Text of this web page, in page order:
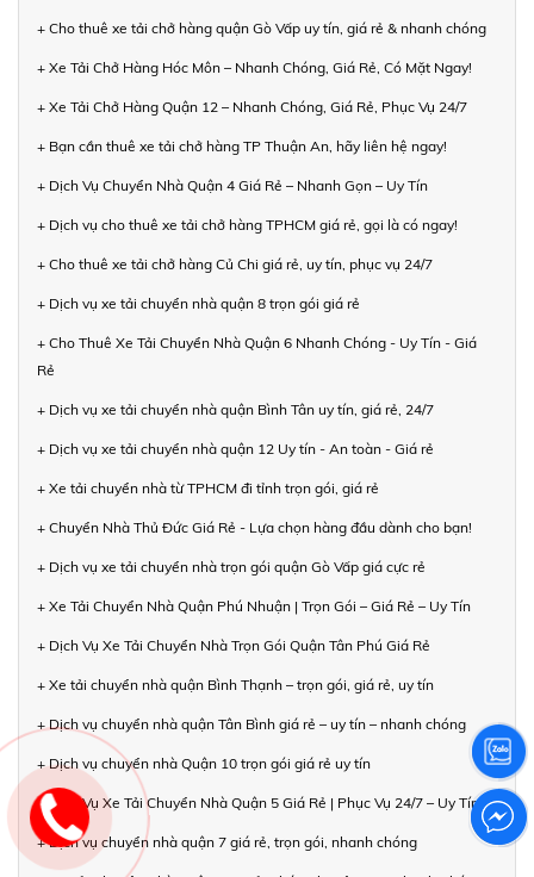
+ Cho thuê xe tải chở hàng quận Gò Vấp uy tín, giá rẻ & nhanh chóng
+ Xe Tải Chở Hàng Hóc Môn – Nhanh Chóng, Giá Rẻ, Có Mặt Ngay!
+ Xe Tải Chở Hàng Quận 12 – Nhanh Chóng, Giá Rẻ, Phục Vụ 24/7
+ Bạn cần thuê xe tải chở hàng TP Thuận An, hãy liên hệ ngay!
+ Dịch Vụ Chuyển Nhà Quận 4 Giá Rẻ – Nhanh Gọn – Uy Tín
+ Dịch vụ cho thuê xe tải chở hàng TPHCM giá rẻ, gọi là có ngay!
+ Cho thuê xe tải chở hàng Củ Chi giá rẻ, uy tín, phục vụ 24/7
+ Dịch vụ xe tải chuyển nhà quận 8 trọn gói giá rẻ
+ Cho Thuê Xe Tải Chuyển Nhà Quận 6 Nhanh Chóng - Uy Tín - Giá
Rẻ
+ Dịch vụ xe tải chuyển nhà quận Bình Tân uy tín, giá rẻ, 24/7
+ Dịch vụ xe tải chuyển nhà quận 12 Uy tín - An toàn - Giá rẻ
+ Xe tải chuyển nhà từ TPHCM đi tỉnh trọn gói, giá rẻ
+ Chuyển Nhà Thủ Đức Giá Rẻ - Lựa chọn hàng đầu dành cho bạn!
+ Dịch vụ xe tải chuyển nhà trọn gói quận Gò Vấp giá cực rẻ
+ Xe Tải Chuyển Nhà Quận Phú Nhuận | Trọn Gói – Giá Rẻ – Uy Tín
+ Dịch Vụ Xe Tải Chuyển Nhà Trọn Gói Quận Tân Phú Giá Rẻ
+ Xe tải chuyển nhà quận Bình Thạnh – trọn gói, giá rẻ, uy tín
+ Dịch vụ chuyển nhà quận Tân Bình giá rẻ – uy tín – nhanh chóng
+ Dịch vụ chuyển nhà Quận 10 trọn gói giá rẻ uy tín
+ Dịch Vụ Xe Tải Chuyển Nhà Quận 5 Giá Rẻ | Phục Vụ 24/7 – Uy Tín
+ Dịch vụ chuyển nhà quận 7 giá rẻ, trọn gói, nhanh chóng